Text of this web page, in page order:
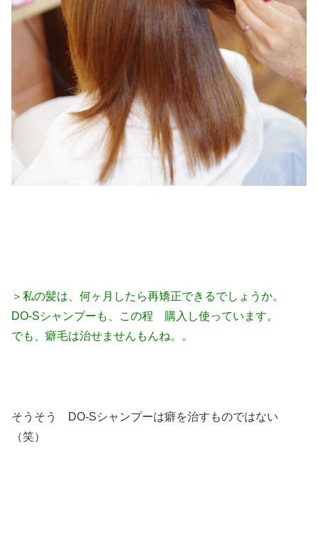
＞私の髪は、何ヶ月したら再矯正できるでしょうか。
DO-Sシャンプーも、この程 購入し使っています。
でも、癖毛は治せませんもんね。。
そうそう DO-Sシャンプーは癖を治すものではない
（笑）